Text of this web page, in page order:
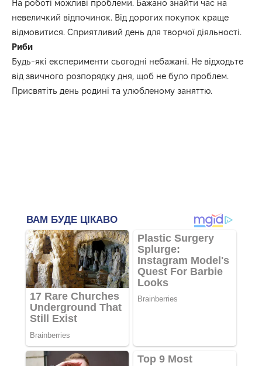
На роботі можливі проблеми. Бажано знайти час на
невеличкий відпочинок. Від дорогих покупок краще
відмовитися. Сприятливий день для творчої діяльності.
Риби
Будь-які експерименти сьогодні небажані. Не відходьте
від звичного розпорядку дня, щоб не було проблем.
Присвятіть день родині та улюбленому заняттю.